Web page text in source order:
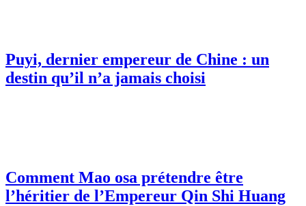
Puyi, dernier empereur de Chine : un
destin qu’il n’a jamais choisi
Comment Mao osa prétendre être
l’héritier de l’Empereur Qin Shi Huang